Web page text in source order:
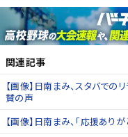
関連記事
【画像】日南まみ、スタバでの
賛の声
【画像】日南まみ、「応援あり